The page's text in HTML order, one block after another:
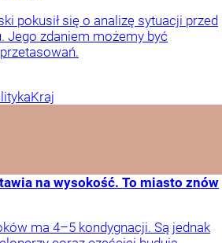
pokusił się o analizę sytuacji przed
Jego zdaniem możemy być
Kraj
na wysokość. To miasto znów
ma 4–5 kondygnacji. Są jednak